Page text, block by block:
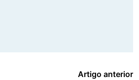
Artigo anterior